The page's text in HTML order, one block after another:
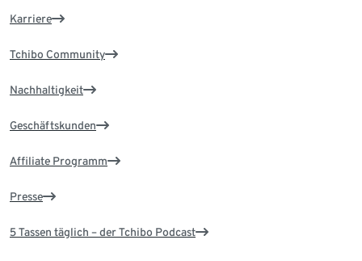
Karriere
Tchibo Community
Nachhaltigkeit
Geschäftskunden
Affiliate Programm
Presse
5 Tassen täglich – der Tchibo Podcast